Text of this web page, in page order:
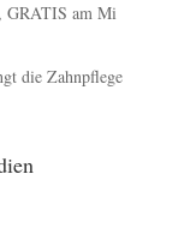
GRATIS am Mi
die Zahnpflege